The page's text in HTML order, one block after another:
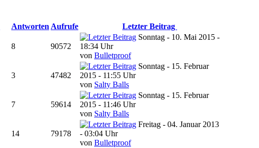
Antworten Aufrufe Letzter Beitrag
8 90572
Sonntag - 10. Mai 2015 -
18:34 Uhr
von Bulletproof
3 47482
Sonntag - 15. Februar
2015 - 11:55 Uhr
von Salty Balls
7 59614
Sonntag - 15. Februar
2015 - 11:46 Uhr
von Salty Balls
14 79178
Freitag - 04. Januar 2013
- 03:04 Uhr
von Bulletproof